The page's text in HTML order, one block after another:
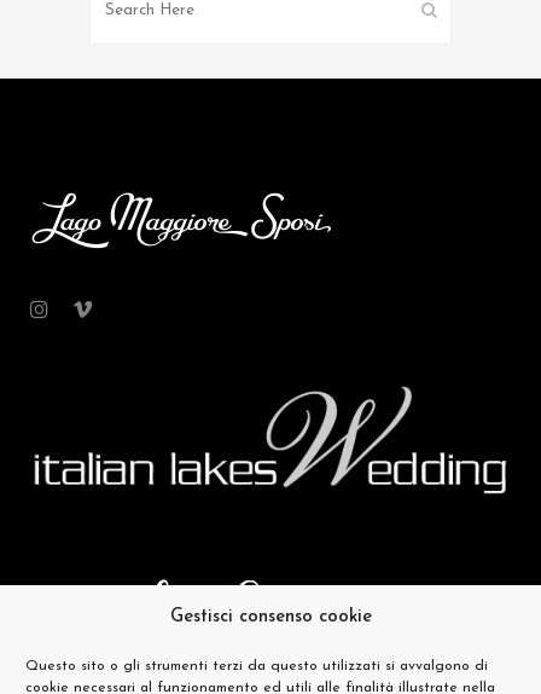
Gestisci consenso cookie
Questo sito o gli strumenti terzi da questo utilizzati si avvalgono di
cookie necessari al funzionamento ed utili alle finalità illustrate nella